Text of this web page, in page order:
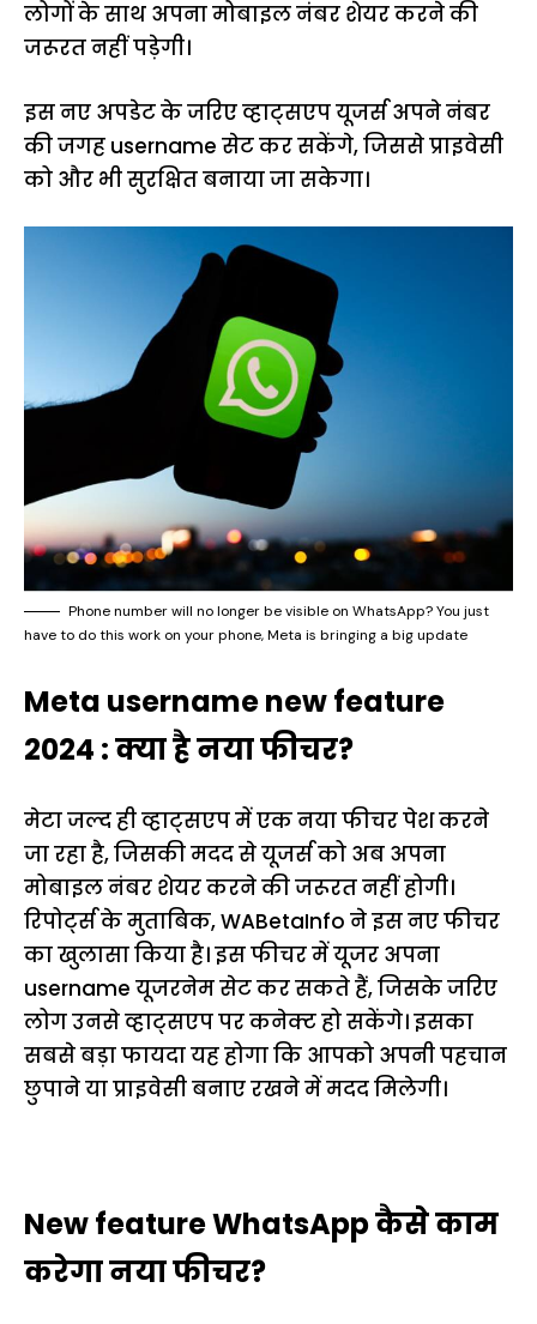
लोगों के साथ अपना मोबाइल नंबर शेयर करने की
जरूरत नहीं पड़ेगी।
इस नए अपडेट के जरिए व्हाट्सएप यूजर्स अपने नंबर
की जगह username सेट कर सकेंगे, जिससे प्राइवेसी
को और भी सुरक्षित बनाया जा सकेगा।
Phone number will no longer be visible on WhatsApp? You just
have to do this work on your phone, Meta is bringing a big update
Meta username new feature
2024 : क्या है नया फीचर?
मेटा जल्द ही व्हाट्सएप में एक नया फीचर पेश करने
जा रहा है, जिसकी मदद से यूजर्स को अब अपना
मोबाइल नंबर शेयर करने की जरूरत नहीं होगी।
रिपोर्ट्स के मुताबिक, WABetaInfo ने इस नए फीचर
का खुलासा किया है। इस फीचर में यूजर अपना
username यूजरनेम सेट कर सकते हैं, जिसके जरिए
लोग उनसे व्हाट्सएप पर कनेक्ट हो सकेंगे। इसका
सबसे बड़ा फायदा यह होगा कि आपको अपनी पहचान
छुपाने या प्राइवेसी बनाए रखने में मदद मिलेगी।
New feature WhatsApp कैसे काम
करेगा नया फीचर?